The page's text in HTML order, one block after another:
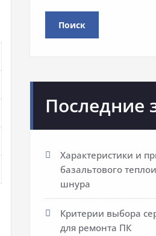
Поиск
Последние
Характеристики и
базальтового
шнура
Критерии выбора
для ремонта ПК